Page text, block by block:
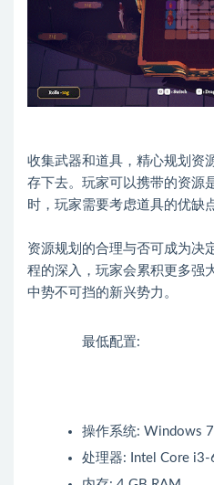
收集武器和道具，精心规划资
存下去。玩家可以携带的资源
时，玩家需要考虑道具的优缺
资源规划的合理与否可成为决
程的深入，玩家会累积更多强
中势不可挡的新兴势力。
最低配置:
操作系统: Windows
处理器: Intel Core